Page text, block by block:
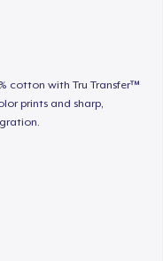
cotton with Tru Transfer™
prints and sharp,